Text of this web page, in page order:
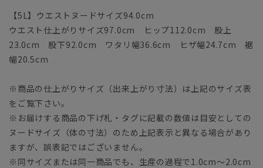
【5L】ウエストヌードサイズ94.0cm
ウエスト仕上がりサイズ97.0cm ヒップ112.0cm 股上
23.0cm 股下92.0cm ワタリ幅36.6cm ヒザ幅24.7cm 裾
幅20.5cm
※商品の仕上がりサイズ（出来上がり寸法）は上記のサイズ表
をご覧下さい。
※お届けする商品の下げ札・タグに記載の数値は目安としての
ヌードサイズ（体の寸法）のため上記表示と異なる場合があり
ますが、誤表記ではございません。
※同サイズまたは同一商品でも、生産の過程で1.0cm～2.0cm